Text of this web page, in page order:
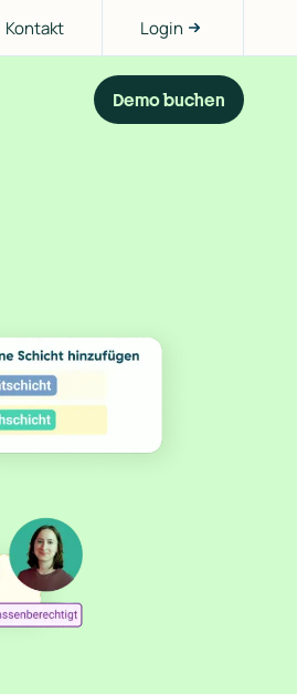
Kontakt Login
Demo buchen